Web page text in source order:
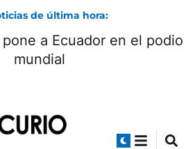
de última hora:
a Ecuador en el podio
mundial